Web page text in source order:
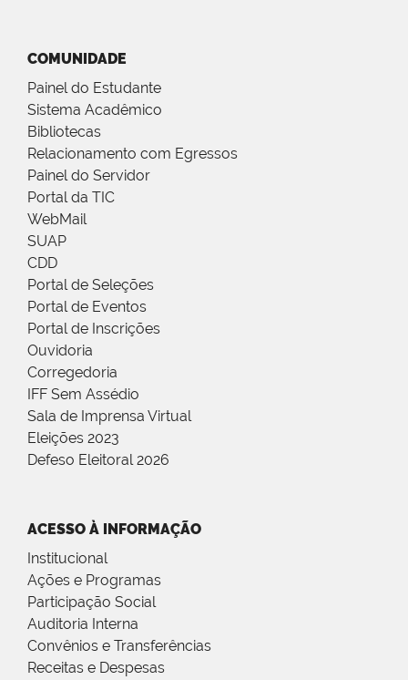
COMUNIDADE
Painel do Estudante
Sistema Acadêmico
Bibliotecas
Relacionamento com Egressos
Painel do Servidor
Portal da TIC
WebMail
SUAP
CDD
Portal de Seleções
Portal de Eventos
Portal de Inscrições
Ouvidoria
Corregedoria
IFF Sem Assédio
Sala de Imprensa Virtual
Eleições 2023
Defeso Eleitoral 2026
ACESSO À INFORMAÇÃO
Institucional
Ações e Programas
Participação Social
Auditoria Interna
Convênios e Transferências
Receitas e Despesas